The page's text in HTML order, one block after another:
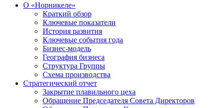
О «Норникеле»
Краткий обзор
Ключевые показатели
История развития
Ключевые события года
Бизнес-модель
География бизнеса
Структура Группы
Схема производства
Стратегический отчет
Закрытие плавильного цеха
Обращение Председателя Совета Директоров